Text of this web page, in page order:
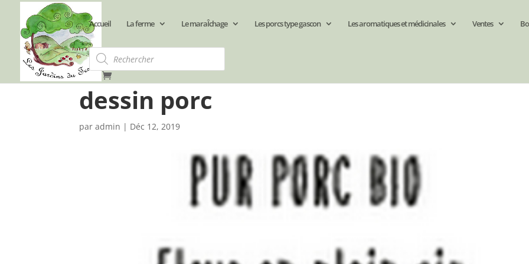
Accueil La ferme Le maraÎchage Les porcs type gascon Les aromatiques et médicinales Ventes
Recherche
de
produits
dessin porc
paradmin | Déc 12, 2019